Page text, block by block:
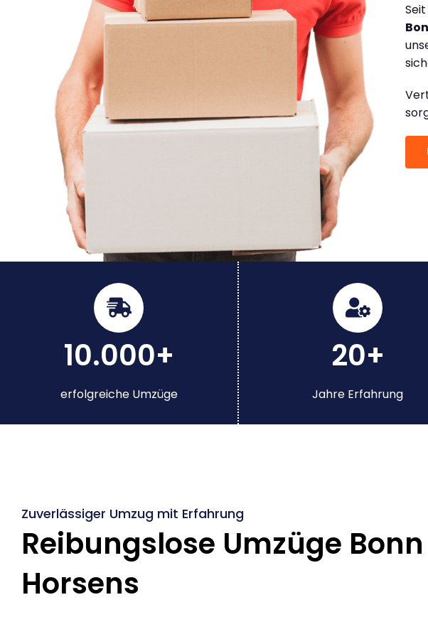
10.000+
erfolgreiche Umzüge
20+
Jahre Erfahrung
Zuverlässiger Umzug mit Erfahrung
Reibungslose Umzüge Bonn
Horsens